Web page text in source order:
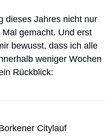
dieses Jahres nicht nur
gemacht. Und erst
bewusst, dass ich alle
weniger Wochen
Rückblick:
Citylauf